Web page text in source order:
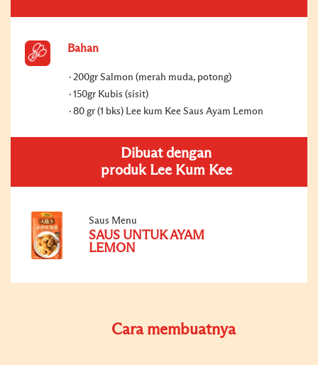
Bahan
200gr Salmon (merah muda, potong)
150gr Kubis (sisit)
80 gr (1 bks) Lee kum Kee Saus Ayam Lemon
Dibuat dengan
produk Lee Kum Kee
Saus Menu
SAUS UNTUK AYAM
LEMON
Cara membuatnya